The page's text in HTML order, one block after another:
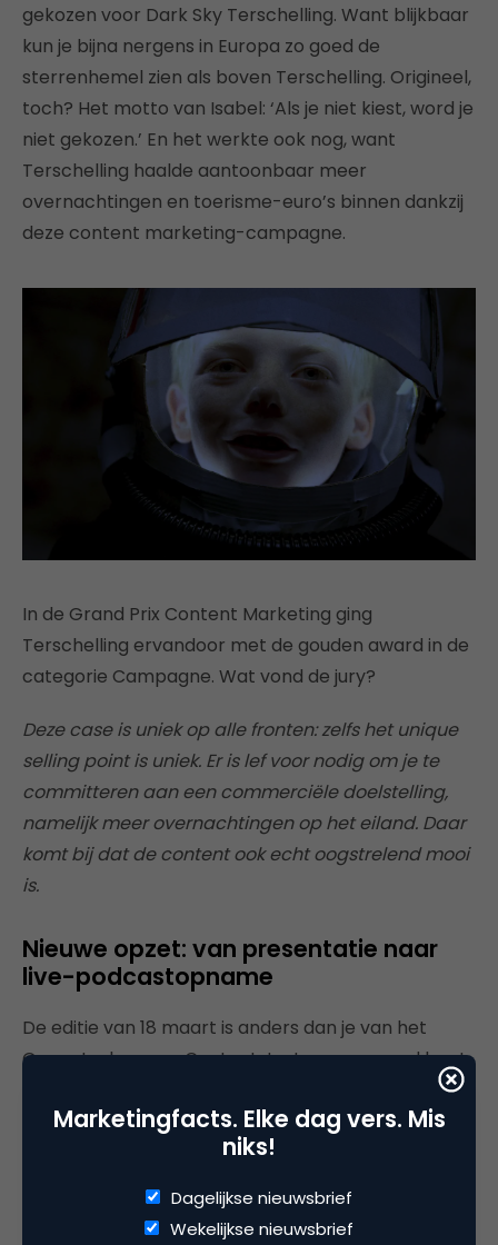
gekozen voor Dark Sky Terschelling. Want blijkbaar
kun je bijna nergens in Europa zo goed de
sterrenhemel zien als boven Terschelling. Origineel,
toch? Het motto van Isabel: ‘Als je niet kiest, word je
niet gekozen.’ En het werkte ook nog, want
Terschelling haalde aantoonbaar meer
overnachtingen en toerisme-euro’s binnen dankzij
deze content marketing-campagne.
In de Grand Prix Content Marketing ging
Terschelling ervandoor met de gouden award in de
categorie Campagne. Wat vond de jury?
Deze case is uniek op alle fronten: zelfs het unique
selling point is uniek. Er is lef voor nodig om je te
committeren aan een commerciële doelstelling,
namelijk meer overnachtingen op het eiland. Daar
komt bij dat de content ook echt oogstrelend mooi
is.
Nieuwe opzet: van presentatie naar
live-podcastopname
De editie van 18 maart is anders dan je van het
Genootschap van Contentstrategen gewend bent.
In plaats van twee sprekers die een presentatie
geven, gaan hosts Bram Koster en Freek Janssen in
gesprek met de gasten. En jij kunt (nog steeds) live
aanhaken. Maar mocht de dinsdagavond niet zo
goed uitkomen, dan kun je het gesprek achteraf
Marketingfacts. Elke dag vers. Mis
niks!
Dagelijkse nieuwsbrief
Wekelijkse nieuwsbrief